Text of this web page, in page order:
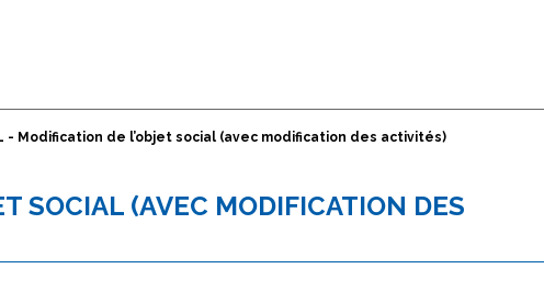
- Modification de l’objet social (avec modification des activités)
SOCIAL (AVEC MODIFICATION DES